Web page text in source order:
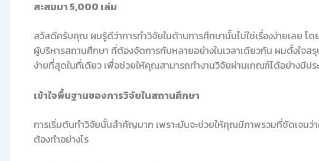
สะสมมา 5,000 เล่ม
สวัสดีครับคุณ ผมรู้ดีว่าการทำวิจัยในด้านการศึกษานั้นไม่ใช่เรื่องง่ายเลย โด
ผู้บริหารสถานศึกษา ที่ต้องจัดการกับหลายอย่างในเวลาเดียวกัน ผมตั้งใจส
ง่ายที่สุดในที่เดียว เพื่อช่วยให้คุณสามารถทำงานวิจัยผ่านเกณฑ์ได้อย่างมีป
เข้าใจพื้นฐานของการวิจัยในสถานศึกษา
การเริ่มต้นทำวิจัยนั้นสำคัญมาก เพราะมันจะช่วยให้คุณมีภาพรวมที่ชัดเจนว่า
ต้องทำอย่างไร